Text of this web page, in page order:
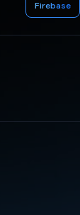
Firebase